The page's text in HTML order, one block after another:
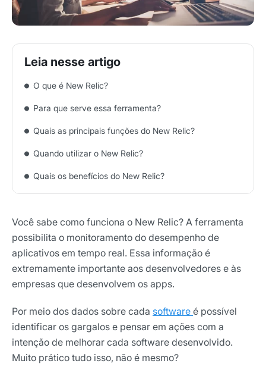
O que é New Relic?
Para que serve essa ferramenta?
Quais as principais funções do New Relic?
Quando utilizar o New Relic?
Quais os benefícios do New Relic?
Você sabe como funciona o New Relic? A ferramenta
possibilita o monitoramento do desempenho de
aplicativos em tempo real. Essa informação é
extremamente importante aos desenvolvedores e às
empresas que desenvolvem os apps.
Por meio dos dados sobre cada software é possível
identificar os gargalos e pensar em ações com a
intenção de melhorar cada software desenvolvido.
Muito prático tudo isso, não é mesmo?